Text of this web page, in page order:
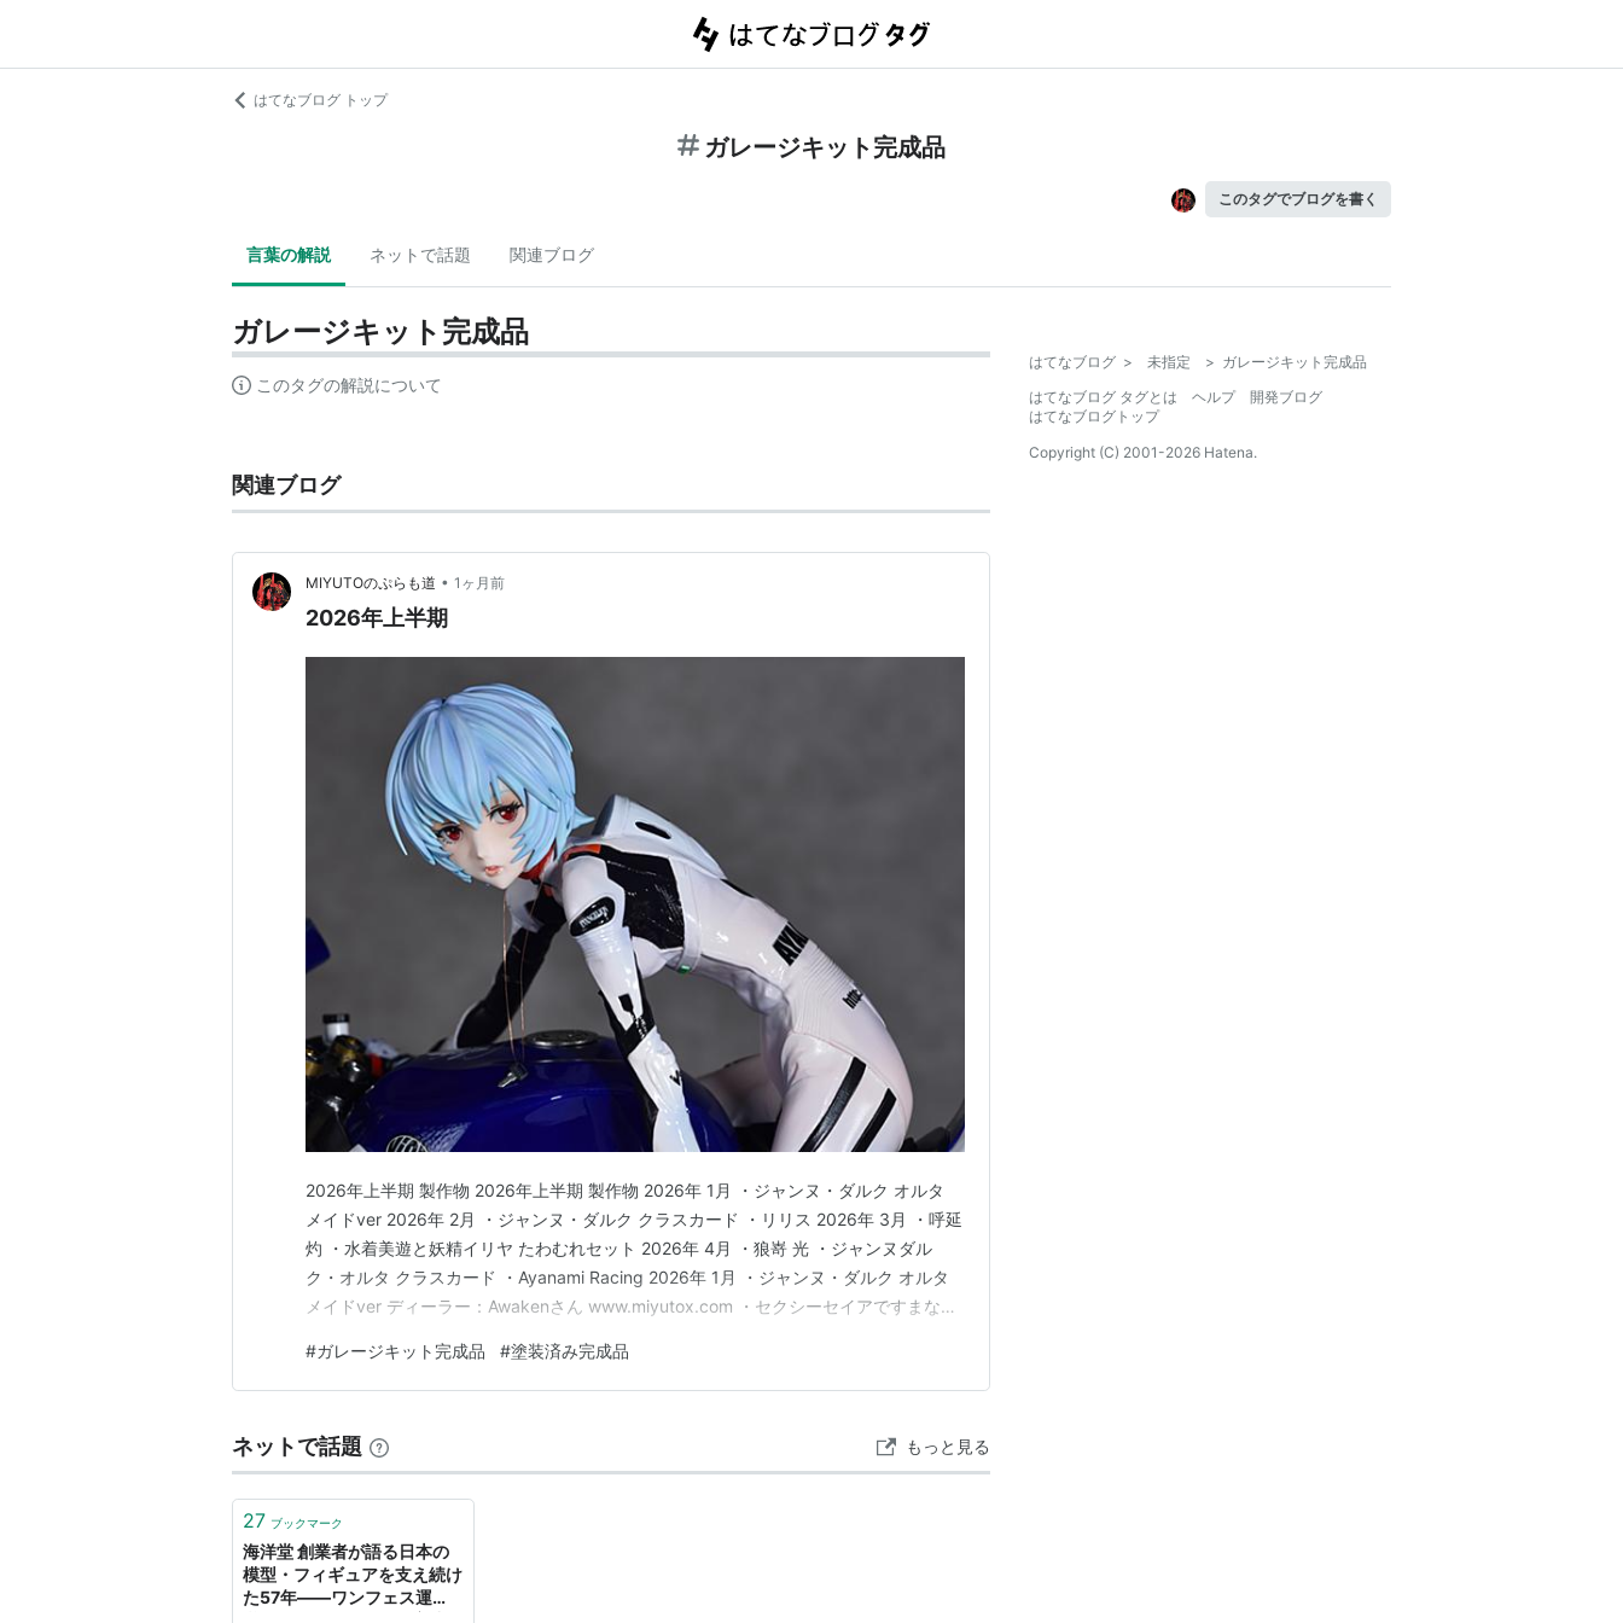
はてなブログ トップ
ガレージキット完成品
このタグでブログを書く
言葉の解説 ネットで話題 関連ブログ
ガレージキット完成品
このタグの解説について
関連ブログ
MIYUTOのぷらも道 • 1ヶ月前
2026年上半期
2026年上半期 製作物 2026年上半期 製作物 2026年 1月 ・ジャンヌ・ダルク オルタ
メイドver 2026年 2月 ・ジャンヌ・ダルク クラスカード ・リリス 2026年 3月 ・呼延
灼 ・水着美遊と妖精イリヤ たわむれセット 2026年 4月 ・狼嵜 光 ・ジャンヌダル
ク・オルタ クラスカード ・Ayanami Racing 2026年 1月 ・ジャンヌ・ダルク オルタ
メイドver ディーラー：Awakenさん www.miyutox.com ・セクシーセイアですまない
精騎士ランスロ…
#ガレージキット完成品 #塗装済み完成品
ネットで話題 もっと見る
27 ブックマーク
海洋堂 創業者が語る日本の
模型・フィギュアを支え続け
た57年――ワンフェス運
はてなブログ > 未指定 > ガレージキット完成品
はてなブログ タグとは
ヘルプ
開発ブログ
はてなブログトップ
Copyright (C) 2001-2026 Hatena.